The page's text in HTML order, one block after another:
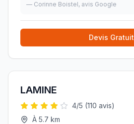
— Corinne Boistel, avis Google
Devis Gratuit
LAMINE
4/5 (110 avis)
À 5.7 km